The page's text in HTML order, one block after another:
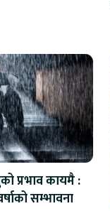
प्रभाव कायमै :
सम्भावना